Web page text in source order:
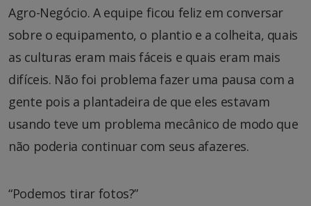
Agro-Negócio. A equipe ficou feliz em conversar
sobre o equipamento, o plantio e a colheita, quais
as culturas eram mais fáceis e quais eram mais
difíceis. Não foi problema fazer uma pausa com a
gente pois a plantadeira de que eles estavam
usando teve um problema mecânico de modo que
não poderia continuar com seus afazeres.
“Podemos tirar fotos?”